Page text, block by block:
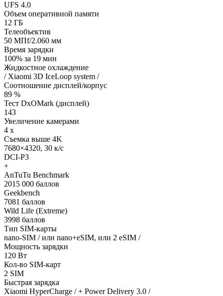
UFS 4.0
Объем оперативной памяти
12 ГБ
Телеобъектив
50 МПf/2.060 мм
Время зарядки
100% за 19 мин
Жидкостное охлаждение
/ Xiaomi 3D IceLoop system /
Соотношение дисплей/корпус
89 %
Тест DxOMark (дисплей)
143
Увеличение камерами
4 x
Съемка выше 4K
7680×4320, 30 к/с
DCI-P3
+
AnTuTu Benchmark
2015 000 баллов
Geekbench
7081 баллов
Wild Life (Extreme)
3998 баллов
Тип SIM-карты
nano-SIM / или nano+eSIM, или 2 eSIM /
Мощность зарядки
120 Вт
Кол-во SIM-карт
2 SIM
Быстрая зарядка
Xiaomi HyperCharge / + Power Delivery 3.0 /